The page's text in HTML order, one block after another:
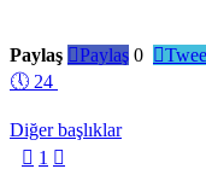
Paylaş Paylaş 0 
🕔 24
Diğer başlıklar
 1 